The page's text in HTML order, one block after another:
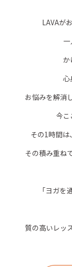
LAVAが
一
か
心
お悩みを解消
今こ
その1時間は
その積み重ね
「ヨガを
質の高いレッ